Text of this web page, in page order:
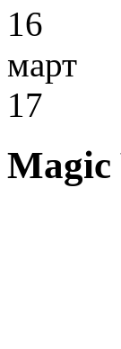
16
март
17
Magic